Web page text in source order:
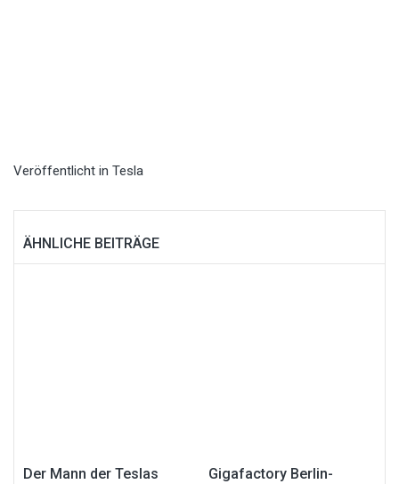
Veröffentlicht in Tesla
ÄHNLICHE BEITRÄGE
Der Mann der Teslas
Gigafactory Berlin-